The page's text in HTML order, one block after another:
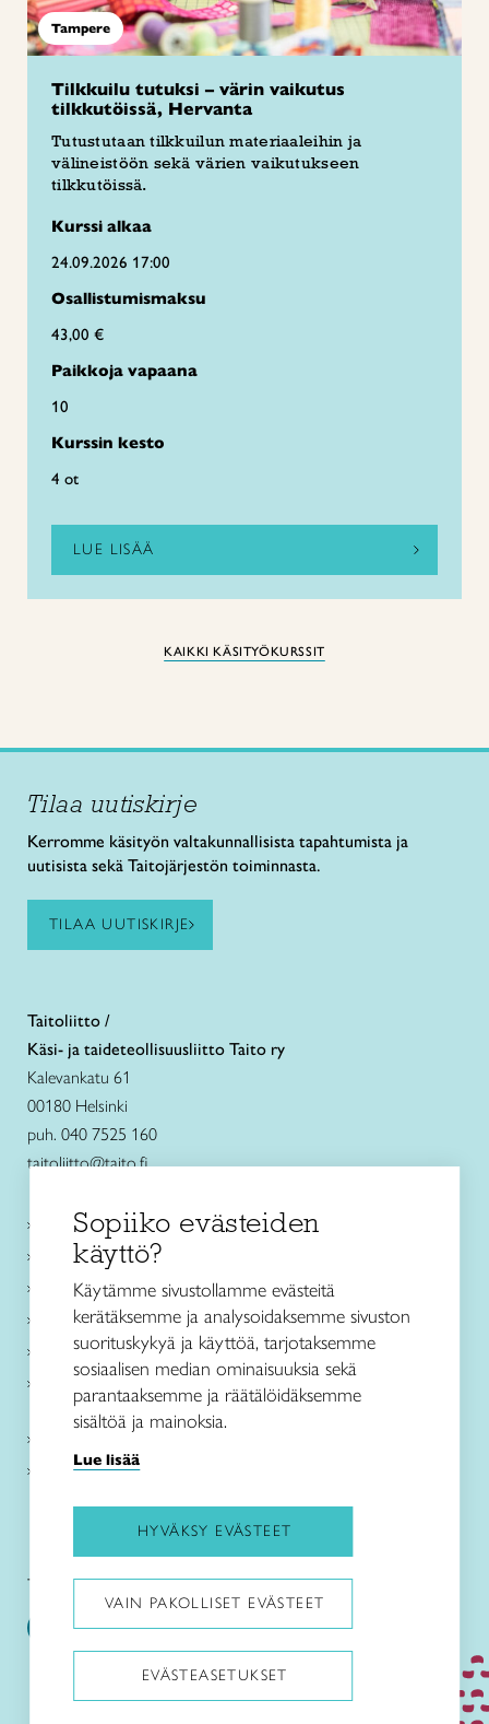
Tampere
Tilkkuilu tutuksi – värin vaikutus
tilkkutöissä, Hervanta
Tutustutaan tilkkuilun materiaaleihin ja
välineistöön sekä värien vaikutukseen
tilkkutöissä.
Kurssi alkaa
24.09.2026 17:00
Osallistumismaksu
43,00 €
Paikkoja vapaana
10
Kurssin kesto
4 ot
LUE LISÄÄ
KAIKKI KÄSITYÖKURSSIT
Tilaa uutiskirje
Kerromme käsityön valtakunnallisista tapahtumista ja
uutisista sekä Taitojärjestön toiminnasta.
TILAA UUTISKIRJE
Taitoliitto /
Käsi- ja taideteollisuusliitto Taito ry
Kalevankatu 61
00180 Helsinki
puh. 040 7525 160
taitoliitto@taito.fi
Käsityökurssit ja koulutus
Ajankohtaista
Käsityöohjeet
Me olemme Taito
Paikallinen toiminta
Verkkokaupat
Kirjaudu Arviin
Kirjaudu Taitocampukseen
Taitoliitto: Taito-lehti:
Sopiiko evästeiden
käyttö?
Käytämme sivustollamme evästeitä
kerätäksemme ja analysoidaksemme sivuston
suorituskykyä ja käyttöä, tarjotaksemme
sosiaalisen median ominaisuuksia sekä
parantaaksemme ja räätälöidäksemme
sisältöä ja mainoksia.
Lue lisää
HYVÄKSY EVÄSTEET
VAIN PAKOLLISET EVÄSTEET
EVÄSTEASETUKSET